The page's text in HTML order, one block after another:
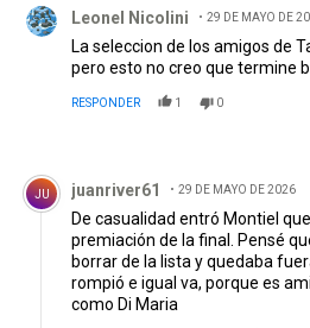
Leonel Nicolini 29 DE MAYO DE
La seleccion de los amigos de
pero esto no creo que termine
RESPONDER 1 0
Comentario de juanriver61.
JU juanriver61 29 DE MAYO DE 2026
De casualidad entró Montiel
premiación de la final. Pensé
borrar de la lista y quedaba
rompió e igual va, porque es
como Di Maria